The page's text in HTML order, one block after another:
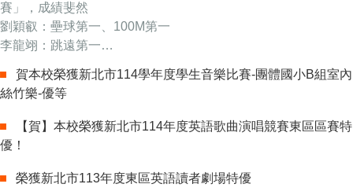
賽」，成績斐然
劉穎叡：壘球第一、100M第一
李龍翊：跳遠第一
陳奕晨：60M第三、100M第三
李怡萱：100M第三
吳晨語：鉛球第四
鍾怡雯：跳遠第四
賀本校榮獲新北市114學年度學生音樂比賽-團體國小B組室內
絲竹樂-優等
【賀】本校榮獲新北市114年度英語歌曲演唱競賽東區區賽特
優！
榮獲新北市113年度東區英語讀者劇場特優